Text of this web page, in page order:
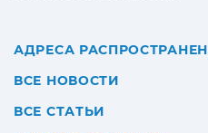
АДРЕСА
ВСЕ НОВОСТИ
ВСЕ СТАТЬИ